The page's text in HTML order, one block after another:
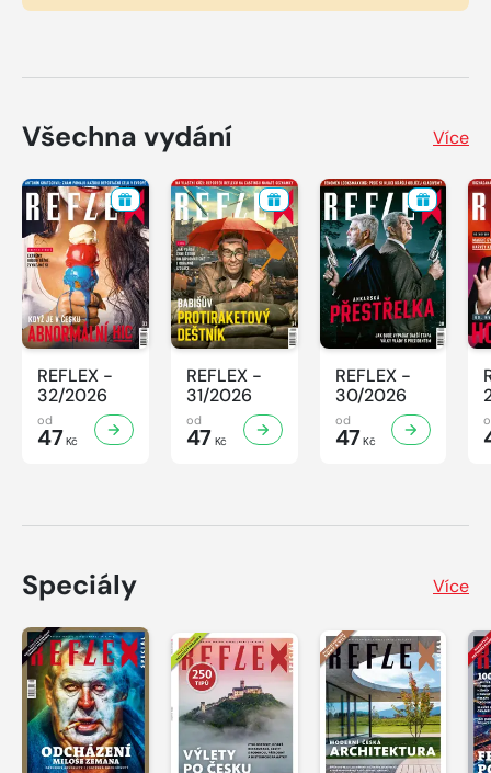
Všechna vydání Více
REFLEX -
32/2026
od
47 Kč
REFLEX -
31/2026
od
47 Kč
REFLEX -
30/2026
od
47Kč
Speciály Více